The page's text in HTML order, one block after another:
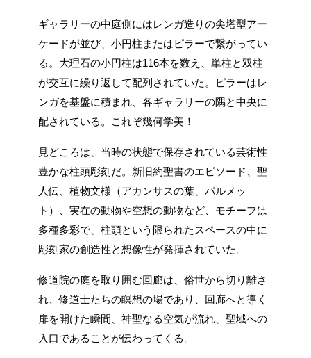
ギャラリーの中庭側にはレンガ造りの尖塔型アー
ケードが並び、小円柱またはピラーで繋がってい
る。大理石の小円柱は116本を数え、単柱と双柱
が交互に繰り返して配列されていた。ピラーはレ
ンガを基盤に積まれ、各ギャラリーの隅と中央に
配されている。これぞ幾何学美！
見どころは、当時の状態で保存されている芸術性
豊かな柱頭彫刻だ。新旧約聖書のエピソード、聖
人伝、植物文様（アカンサスの葉、パルメッ
ト）、実在の動物や空想の動物など、モチーフは
多種多彩で、柱頭という限られたスペースの中に
彫刻家の創造性と想像性が発揮されていた。
修道院の庭を取り囲む回廊は、俗世から切り離さ
れ、修道士たちの瞑想の場であり、回廊へと導く
扉を開けた瞬間、神聖なる空気が流れ、聖域への
入口であることが伝わってくる。